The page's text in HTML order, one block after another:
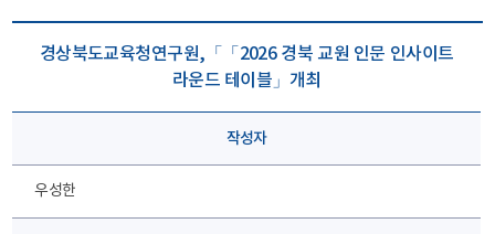
경상북도교육청연구원,「「2026 경북 교원 인문 인사이트
라운드 테이블」개최
작성자
우성한